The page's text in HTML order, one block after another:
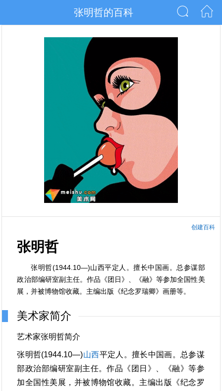
张明哲的百科
创建百科
张明哲
张明哲(1944.10—)山西平定人。擅长中国画。总参谋部
政治部编研室副主任。作品《团日》、《融》等参加全国性美
展，并被博物馆收藏。主编出版《纪念罗瑞卿》画册等。
美术家简介
艺术家张明哲简介
张明哲(1944.10—)山西平定人。擅长中国画。总参谋
部政治部编研室副主任。作品《团日》、《融》等参
加全国性美展，并被博物馆收藏。主编出版《纪念罗